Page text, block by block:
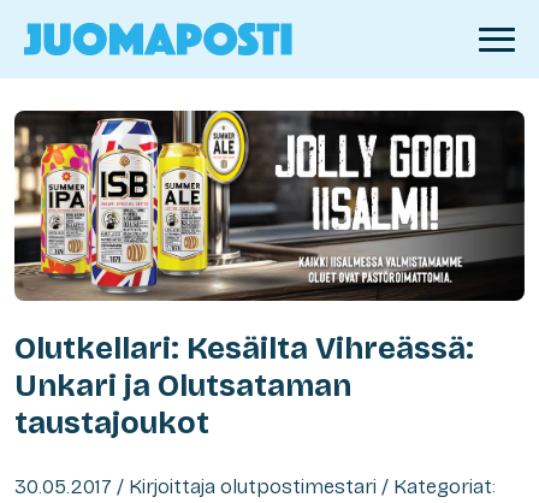
Olutkellari: Kesäilta Vihreässä:
Unkari ja Olutsataman
taustajoukot
30.05.2017 / Kirjoittaja olutpostimestari / Kategoriat: